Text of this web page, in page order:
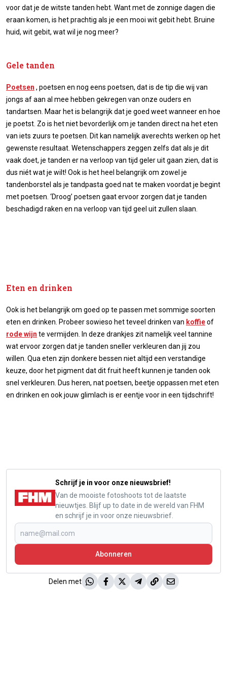
voor dat je de witste tanden hebt. Want met de zonnige dagen die
eraan komen, is het prachtig als je een mooi wit gebit hebt. Bruine
huid, wit gebit, wat wil je nog meer?
Gele tanden
Poetsen , poetsen en nog eens poetsen, dat is de tip die wij van
jongs af aan al mee hebben gekregen van onze ouders en
tandartsen. Maar het is belangrijk dat je goed weet wanneer en hoe
je poetst. Zo is het niet bevorderlijk om je tanden direct na het eten
van iets zuurs te poetsen. Dit kan namelijk averechts werken op het
gewenste resultaat. Wetenschappers zeggen zelfs dat als je dit
vaak doet, je tanden er na verloop van tijd geler uit gaan zien, dat is
dus niét wat je wilt! Ook is het heel belangrijk om zowel je
tandenborstel als je tandpasta goed nat te maken voordat je begint
met poetsen. ‘Droog’ poetsen gaat ervoor zorgen dat je tanden
beschadigd raken en na verloop van tijd geel uit zullen slaan.
Eten en drinken
Ook is het belangrijk om goed op te passen met sommige soorten
eten en drinken. Probeer sowieso het teveel drinken van koffieof
rode wijn te vermijden. In deze drankjes zit namelijk veel tannine
wat ervoor zorgen dat je tanden sneller verkleuren dan jij zou
willen. Qua eten zijn donkere bessen niet altijd een verstandige
keuze, door het pigment dat dit fruit heeft kunnen je tanden ook
snel verkleuren. Dus heren, nat poetsen, beetje oppassen met eten
en drinken en ook jouw glimlach is er eentje voor in een tijdschrift!
Schrijf je in voor onze nieuwsbrief!
Van de mooiste fotoshoots tot de laatste
nieuwtjes. Blijf up to date in de wereld van FHM
en schrijf je in voor onze nieuwsbrief.
Abonneren
Delen met